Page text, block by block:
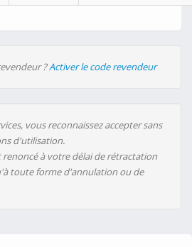
?Activer le code revendeur
vous reconnaissez accepter sans
d'utilisation.
renoncé à votre délai de rétractation
toute forme d'annulation ou de